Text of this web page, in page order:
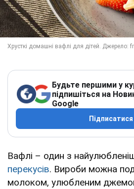
Будьте першими у
підпишіться на
Google
Підписатися
Вафлі – один з
перекусів. Вироби можна
молоком, улюбленим